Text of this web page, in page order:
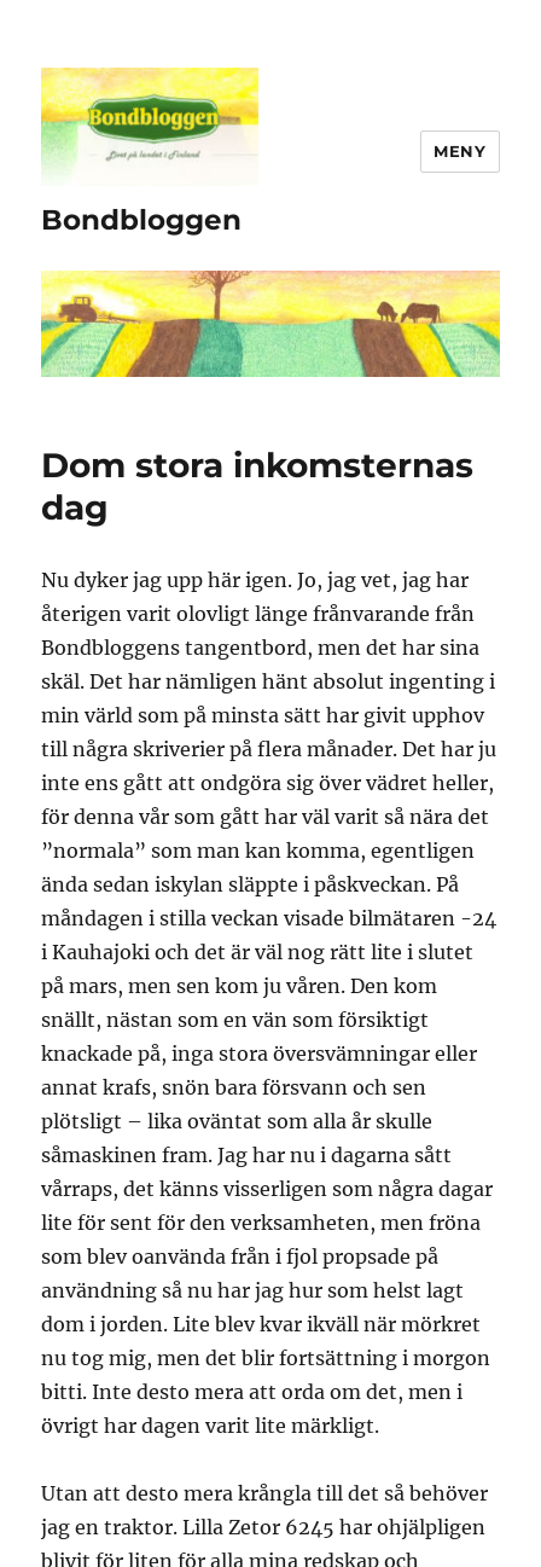
Bondbloggen
MENY
Dom stora inkomsternas
dag
Nu dyker jag upp här igen. Jo, jag vet, jag har
återigen varit olovligt länge frånvarande från
Bondbloggens tangentbord, men det har sina
skäl. Det har nämligen hänt absolut ingenting i
min värld som på minsta sätt har givit upphov
till några skriverier på flera månader. Det har ju
inte ens gått att ondgöra sig över vädret heller,
för denna vår som gått har väl varit så nära det
”normala” som man kan komma, egentligen
ända sedan iskylan släppte i påskveckan. På
måndagen i stilla veckan visade bilmätaren -24
i Kauhajoki och det är väl nog rätt lite i slutet
på mars, men sen kom ju våren. Den kom
snällt, nästan som en vän som försiktigt
knackade på, inga stora översvämningar eller
annat krafs, snön bara försvann och sen
plötsligt – lika oväntat som alla år skulle
såmaskinen fram. Jag har nu i dagarna sått
vårraps, det känns visserligen som några dagar
lite för sent för den verksamheten, men fröna
som blev oanvända från i fjol propsade på
användning så nu har jag hur som helst lagt
dom i jorden. Lite blev kvar ikväll när mörkret
nu tog mig, men det blir fortsättning i morgon
bitti. Inte desto mera att orda om det, men i
övrigt har dagen varit lite märkligt.
Utan att desto mera krångla till det så behöver
jag en traktor. Lilla Zetor 6245 har ohjälpligen
blivit för liten för alla mina redskap och